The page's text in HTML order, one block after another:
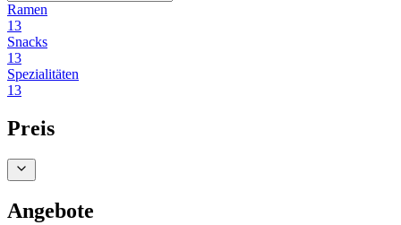
Ramen
13
Snacks
13
Spezialitäten
13
Preis
Angebote